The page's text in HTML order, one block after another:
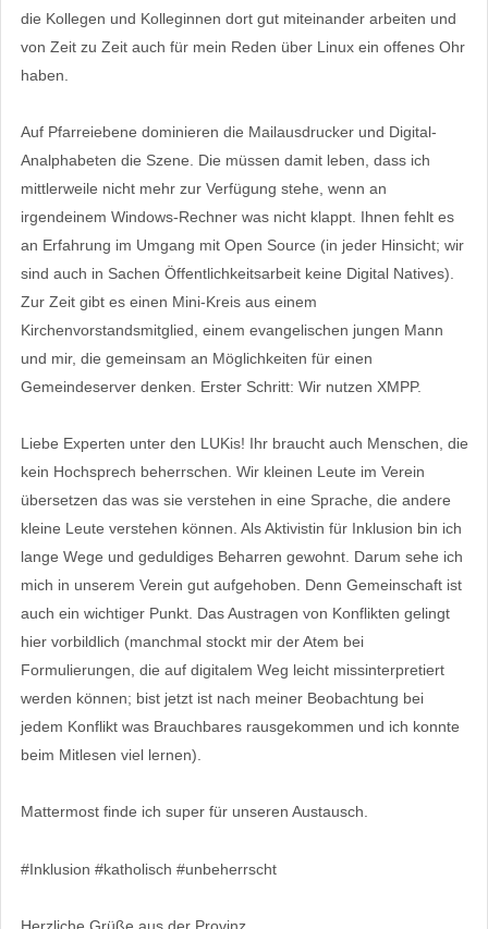
die Kollegen und Kolleginnen dort gut miteinander arbeiten und
von Zeit zu Zeit auch für mein Reden über Linux ein offenes Ohr
haben.
Auf Pfarreiebene dominieren die Mailausdrucker und Digital-
Analphabeten die Szene. Die müssen damit leben, dass ich
mittlerweile nicht mehr zur Verfügung stehe, wenn an
irgendeinem Windows-Rechner was nicht klappt. Ihnen fehlt es
an Erfahrung im Umgang mit Open Source (in jeder Hinsicht; wir
sind auch in Sachen Öffentlichkeitsarbeit keine Digital Natives).
Zur Zeit gibt es einen Mini-Kreis aus einem
Kirchenvorstandsmitglied, einem evangelischen jungen Mann
und mir, die gemeinsam an Möglichkeiten für einen
Gemeindeserver denken. Erster Schritt: Wir nutzen XMPP.
Liebe Experten unter den LUKis! Ihr braucht auch Menschen, die
kein Hochsprech beherrschen. Wir kleinen Leute im Verein
übersetzen das was sie verstehen in eine Sprache, die andere
kleine Leute verstehen können. Als Aktivistin für Inklusion bin ich
lange Wege und geduldiges Beharren gewohnt. Darum sehe ich
mich in unserem Verein gut aufgehoben. Denn Gemeinschaft ist
auch ein wichtiger Punkt. Das Austragen von Konflikten gelingt
hier vorbildlich (manchmal stockt mir der Atem bei
Formulierungen, die auf digitalem Weg leicht missinterpretiert
werden können; bist jetzt ist nach meiner Beobachtung bei
jedem Konflikt was Brauchbares rausgekommen und ich konnte
beim Mitlesen viel lernen).
Mattermost finde ich super für unseren Austausch.
#Inklusion #katholisch #unbeherrscht
Herzliche Grüße aus der Provinz,